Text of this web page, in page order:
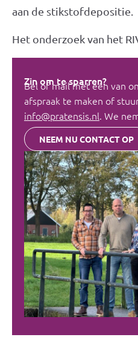
aan de stikstofdepositie.
Het onderzoek van het
Zin om te sparren?
Bel of mail met één van
afspraak te maken of
info@pratensis.nl. We
NEEM NU CONTACT OP